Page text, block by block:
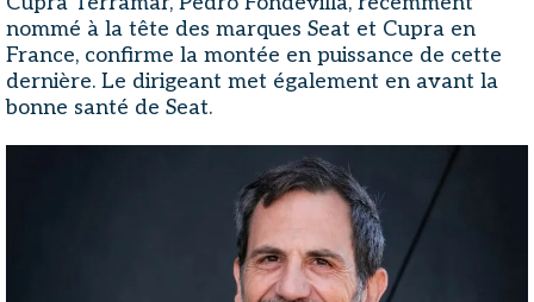
nommé à la tête des marques Seat et Cupra en
France, confirme la montée en puissance de cette
dernière. Le dirigeant met également en avant la
bonne santé de Seat.